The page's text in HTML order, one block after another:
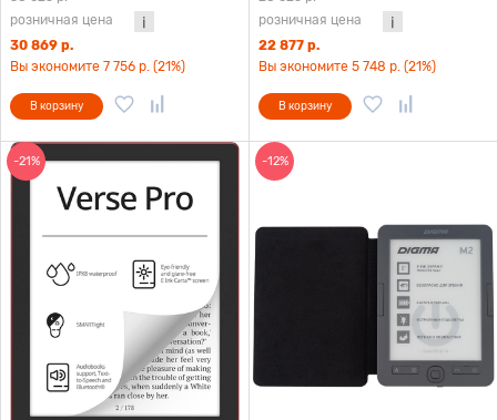
розничная цена
30 869 р.
Вы экономите 7 756 р. (21%)
В корзину
розничная цена
22 877 р.
Вы экономите 5 748 р. (21%)
В корзину
-21% -12%